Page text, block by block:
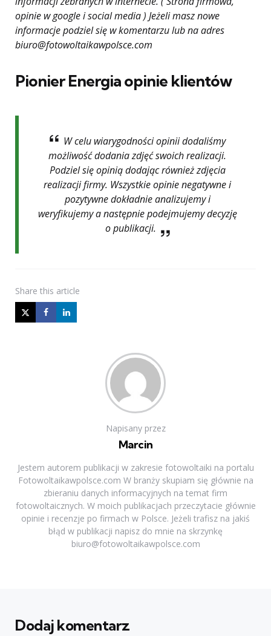
opinie w google i social media ) Jeżeli masz nowe
informacje podziel się w komentarzu lub na adres
biuro@fotowoltaikawpolsce.com
Pionier Energia opinie klientów
W celu wiarygodności opinii dodaliśmy
możliwość dodania zdjęć swoich realizacji.
Podziel się opinią dodając również zdjęcia
realizacji firmy. Wszystkie opinie negatywne i
pozytywne dokładnie analizujemy i
weryfikujemy a następnie podejmujemy decyzję
o publikacji.
Share this article
Napisany przez
Marcin
Jestem autorem publikacji w zakresie fotowoltaiki na portalu
Fotowoltaikawpolsce.com W branży skupiam się głównie na
zbieraniu danych informacyjnych na temat firm
fotowoltaicznych. W moich publikacjach przeczytacie głównie
opinie i recenzje po firmach w Polsce. Jeżeli trafisz na jakiś
błąd w publikacji napisz do mnie na skrzynkę
biuro@fotowoltaikawpolsce.com
Dodaj komentarz